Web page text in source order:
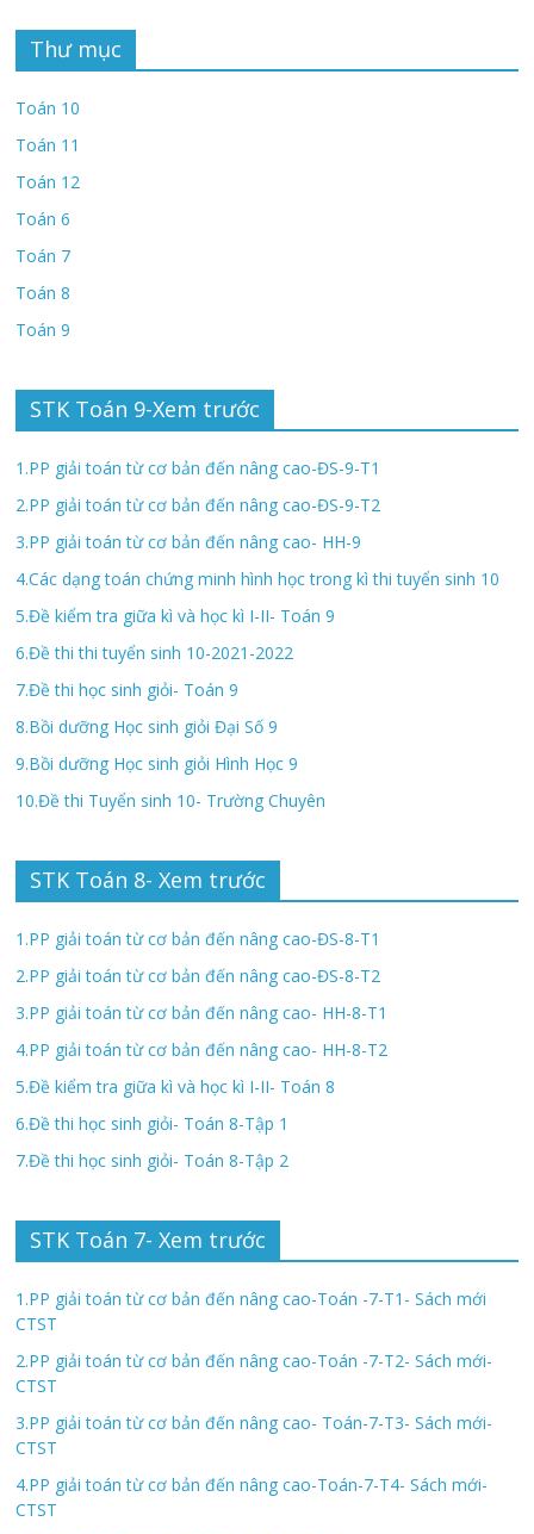
Thư mục
Toán 10
Toán 11
Toán 12
Toán 6
Toán 7
Toán 8
Toán 9
STK Toán 9-Xem trước
1.PP giải toán từ cơ bản đến nâng cao-ĐS-9-T1
2.PP giải toán từ cơ bản đến nâng cao-ĐS-9-T2
3.PP giải toán từ cơ bản đến nâng cao- HH-9
4.Các dạng toán chứng minh hình học trong kì thi tuyển sinh 10
5.Đề kiểm tra giữa kì và học kì I-II- Toán 9
6.Đề thi thi tuyển sinh 10-2021-2022
7.Đề thi học sinh giỏi- Toán 9
8.Bồi dưỡng Học sinh giỏi Đại Số 9
9.Bồi dưỡng Học sinh giỏi Hình Học 9
10.Đề thi Tuyển sinh 10- Trường Chuyên
STK Toán 8- Xem trước
1.PP giải toán từ cơ bản đến nâng cao-ĐS-8-T1
2.PP giải toán từ cơ bản đến nâng cao-ĐS-8-T2
3.PP giải toán từ cơ bản đến nâng cao- HH-8-T1
4.PP giải toán từ cơ bản đến nâng cao- HH-8-T2
5.Đề kiểm tra giữa kì và học kì I-II- Toán 8
6.Đề thi học sinh giỏi- Toán 8-Tập 1
7.Đề thi học sinh giỏi- Toán 8-Tập 2
STK Toán 7- Xem trước
1.PP giải toán từ cơ bản đến nâng cao-Toán -7-T1- Sách mới
CTST
2.PP giải toán từ cơ bản đến nâng cao-Toán -7-T2- Sách mới-
CTST
3.PP giải toán từ cơ bản đến nâng cao- Toán-7-T3- Sách mới-
CTST
4.PP giải toán từ cơ bản đến nâng cao-Toán-7-T4- Sách mới-
CTST